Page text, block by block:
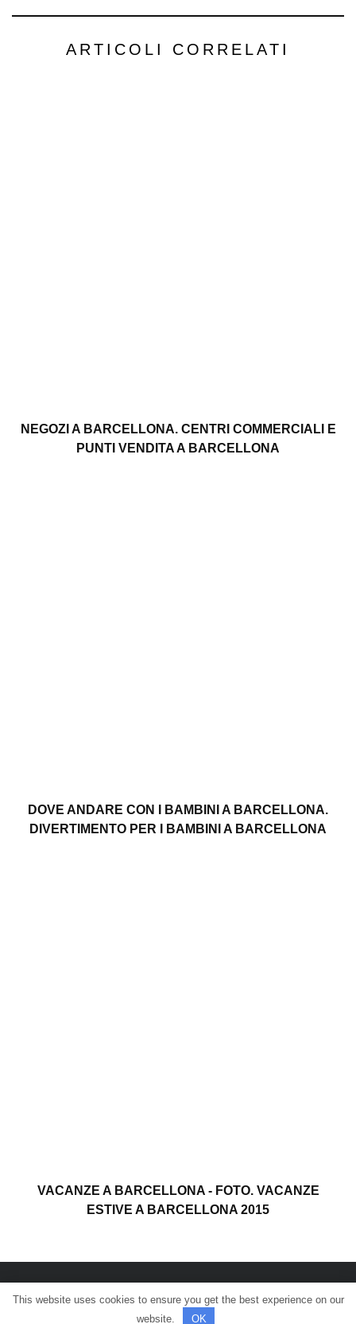
ARTICOLI CORRELATI
NEGOZI A BARCELLONA. CENTRI COMMERCIALI E
PUNTI VENDITA A BARCELLONA
DOVE ANDARE CON I BAMBINI A BARCELLONA.
DIVERTIMENTO PER I BAMBINI A BARCELLONA
VACANZE A BARCELLONA - FOTO. VACANZE
ESTIVE A BARCELLONA 2015
© Tutti i diritti riservati.
This website uses cookies to ensure you get the best experience on our
website.
OK